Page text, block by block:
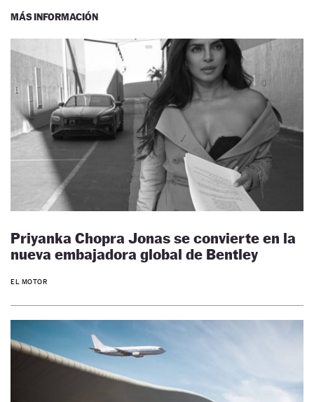
MÁS INFORMACIÓN
Priyanka Chopra Jonas se convierte en la
nueva embajadora global de Bentley
EL MOTOR